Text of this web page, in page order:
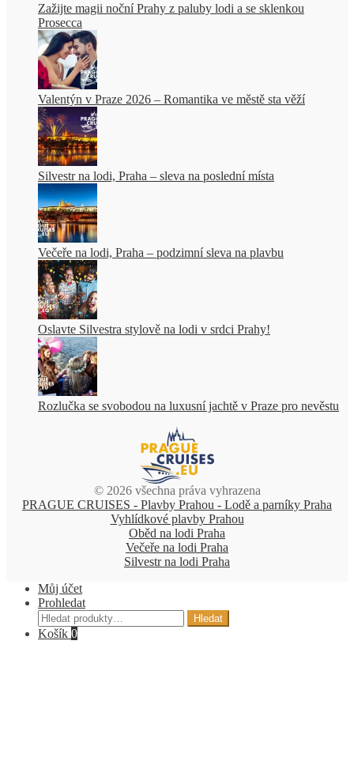
Zažijte magii noční Prahy z paluby lodi a se sklenkou
Prosecca
Valentýn v Praze 2026 – Romantika ve městě sta věží
Silvestr na lodi, Praha – sleva na poslední místa
Večeře na lodi, Praha – podzimní sleva na plavbu
Oslavte Silvestra stylově na lodi v srdci Prahy!
Rozlučka se svobodou na luxusní jachtě v Praze pro nevěstu
© 2026 všechna práva vyhrazena
PRAGUE CRUISES - Plavby Prahou - Lodě a parníky Praha
Vyhlídkové plavby Prahou
Oběd na lodi Praha
Večeře na lodi Praha
Silvestr na lodi Praha
Můj účet
Prohledat
Hledat:
Hledat
Košík 0